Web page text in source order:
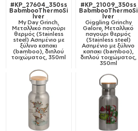
#KP_27604_350ss
BabmbooThermoSi
lver
My Day Grinch,
Μεταλλικό παγούρι
θερμός (Stainless
steel) Ασημένιο με
ξύλινο καπακι
(bamboo), διπλού
τοιχώματος, 350ml
#KP_21009_350ss
BabmbooThermoSi
lver
Giggling Grinchy
Galore, Μεταλλικό
παγούρι θερμός
(Stainless steel)
Ασημένιο με ξύλινο
καπακι (bamboo),
διπλού τοιχώματος,
350ml